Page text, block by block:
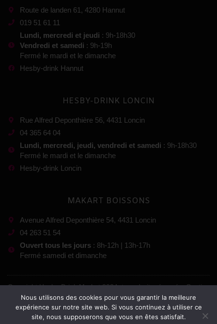
Route de landen 61, 4280 Hannut
019 51 61 11
Lundi, mercredi et jeudi : 9h-18h30
Vendredi et samedi : 9h-19h
Fermé le mardi et le dimanche
Hesby-drink Hannut
HESBY-DRINK LONCIN
Rue Alfred Deponthière 56, 4431 Loncin
04 365 64 04
Lundi, mercredi, jeudi, vendredi et samedi : 9h-18h30
Fermé le mardi et le dimanche
Hesby-drink Loncin
MAKART BOISSONS
Avenue Alfred Deponthière 54, 4431 Loncin
04 263 51 54
Ouvert tous les jours : 8h-12h | 13h-17h
Fermé samedi et dimanche
Copyright Hesby-Drink Market 2024, tous droits réservés. Gestion
:
Mentions légales–Conditions générales de vente
Nous utilisons des cookies pour vous garantir la meilleure
expérience sur notre site web. Si vous continuez à utiliser ce
site, nous supposerons que vous en êtes satisfait.